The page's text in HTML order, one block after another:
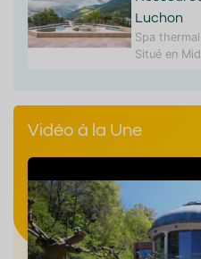
Luchon
Spa
Situé en
Vidéo à la Une